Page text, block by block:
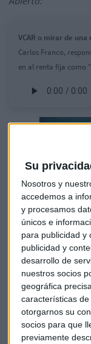
Su
Nosotros y
accedemos a
y procesamos
únicos e
para publicidad y
publicidad y
desarrollo de
nuestros socios
geográfica
características
otorgarnos su
socios para que
previamente
VCAR o mirar de
Carlos Franco,
en al renta fija como
La
de carbono
Hablamos
ESG con
Continental
Capital